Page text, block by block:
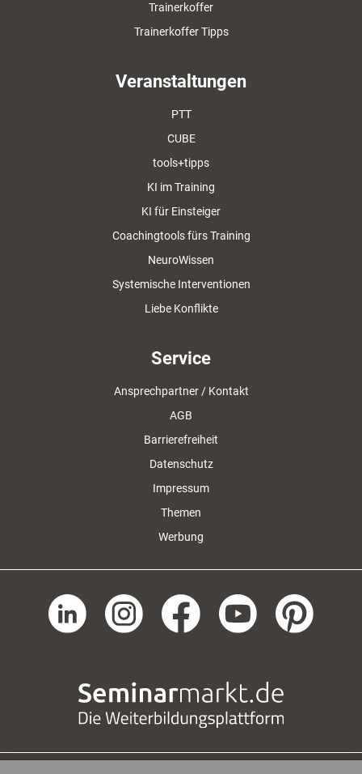
Trainerkoffer
Trainerkoffer Tipps
Veranstaltungen
PTT
CUBE
tools+tipps
KI im Training
KI für Einsteiger
Coachingtools fürs Training
NeuroWissen
Systemische Interventionen
Liebe Konflikte
Service
Ansprechpartner / Kontakt
AGB
Barrierefreiheit
Datenschutz
Impressum
Themen
Werbung